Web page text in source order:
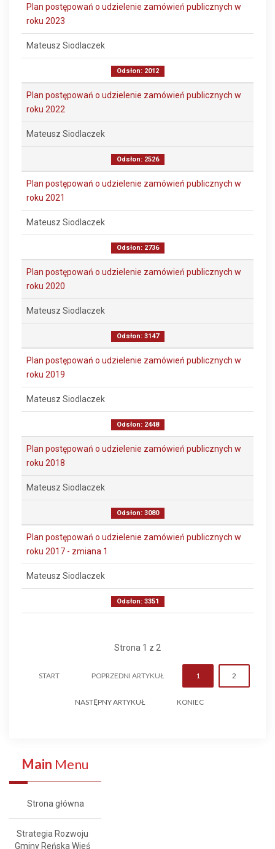
Plan postępowań o udzielenie zamówień publicznych w
roku 2023
Mateusz Siodlaczek
Odsłon: 2012
Plan postępowań o udzielenie zamówień publicznych w
roku 2022
Mateusz Siodlaczek
Odsłon: 2526
Plan postępowań o udzielenie zamówień publicznych w
roku 2021
Mateusz Siodlaczek
Odsłon: 2736
Plan postępowań o udzielenie zamówień publicznych w
roku 2020
Mateusz Siodlaczek
Odsłon: 3147
Plan postępowań o udzielenie zamówień publicznych w
roku 2019
Mateusz Siodlaczek
Odsłon: 2448
Plan postępowań o udzielenie zamówień publicznych w
roku 2018
Mateusz Siodlaczek
Odsłon: 3080
Plan postępowań o udzielenie zamówień publicznych w
roku 2017 - zmiana 1
Mateusz Siodlaczek
Odsłon: 3351
Strona 1 z 2
START POPRZEDNI ARTYKUŁ 1 2
NASTĘPNY ARTYKUŁ KONIEC
Main Menu
Strona główna
Strategia Rozwoju
Gminy Reńska Wieś